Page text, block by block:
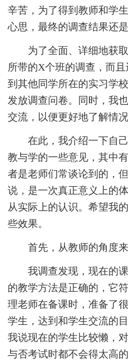
辛苦，为了得到教师和学
心思，最终的调查结果还
为了全面、详细地获取
所带的X个班的调查，而
到其他同学所在的实习学
发放调查问卷。同时，我
交流，以便更好地了解情况
在此，我介绍一下自己
教与学的一些意见，其中
者是老师们常谈论到的，
说，是一次真正意义上的
从实际上的认识。希望我
些效果。
首先，从教师的角度来
我调查发现，现在的课
的教学方法是正确的，它
理老师在备课时，准备了
学生，达到和学生交流的
我说现在的学生比较懒，
与否考试时都不会得太高